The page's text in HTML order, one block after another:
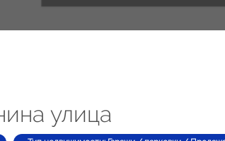
улица